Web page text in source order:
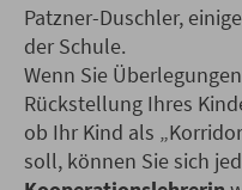
Patzner-Duschler,
der Schule.
Wenn Sie
Rückstellung Ihres
ob Ihr Kind als
soll, können Sie sich